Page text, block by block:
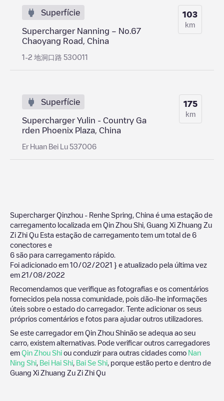
Superfície
Supercharger Nanning – No.67
Chaoyang Road, China
1-2 地洞口路 530011
103
km
Superfície
Supercharger Yulin - Country Ga
rden Phoenix Plaza, China
Er Huan Bei Lu 537006
175
km
Supercharger Qinzhou - Renhe Spring, China é uma estação de
carregamento localizada em Qin Zhou Shi Guang Xi Zhuang Zu
Zi Zhi Qu Esta estação de carregamento tem um total de 6
conectores e
6 são para carregamento rápido.
Foi adicionado em 10/02/2021 } e atualizado pela última vez
em 21/08/2022
Recomendamos que verifique as fotografias e os comentários
fornecidos pela nossa comunidade, pois dão-lhe informações
úteis sobre o estado do carregador. Tente adicionar os seus
próprios comentários e fotos para ajudar outros utilizadores.
Se este carregador em Qin Zhou Shinão se adequa ao seu
carro, existem alternativas. Pode verificar outros carregadores
em Qin Zhou Shi ou conduzir para outras cidades como Nan
Ning Shi Bei Hai Shi Bai Se Shi , porque estão perto e dentro de
Guang Xi Zhuang Zu Zi Zhi Qu